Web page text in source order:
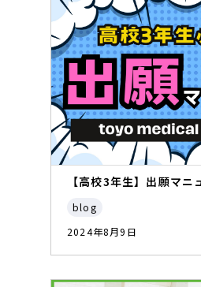
【高校3年生】出願マ
blog
2024年8月9日